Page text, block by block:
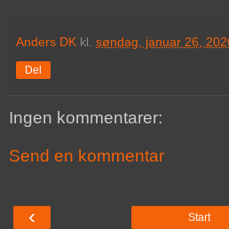
Anders DK kl. søndag, januar 26,
Del
Ingen kommentarer:
Send en kommentar
‹ Start